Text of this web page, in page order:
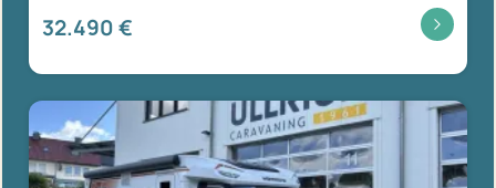
32.490 €